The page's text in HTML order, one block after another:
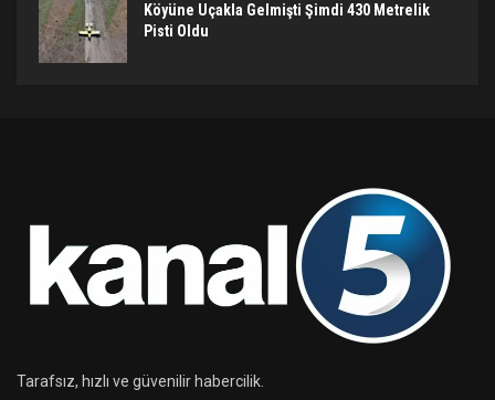
Köyüne Uçakla Gelmişti Şimdi 430 Metrelik
Pisti Oldu
Tarafsız, hızlı ve güvenilir habercilik.